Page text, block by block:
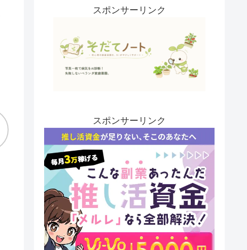
スポンサーリンク
スポンサーリンク